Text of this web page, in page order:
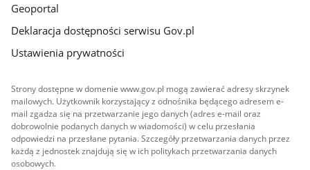
Geoportal
Deklaracja dostępności serwisu Gov.pl
Ustawienia prywatności
Strony dostępne w domenie www.gov.pl mogą zawierać adresy skrzynek
mailowych. Użytkownik korzystający z odnośnika będącego adresem e-
mail zgadza się na przetwarzanie jego danych (adres e-mail oraz
dobrowolnie podanych danych w wiadomości) w celu przesłania
odpowiedzi na przesłane pytania. Szczegóły przetwarzania danych przez
każdą z jednostek znajdują się w ich politykach przetwarzania danych
osobowych.